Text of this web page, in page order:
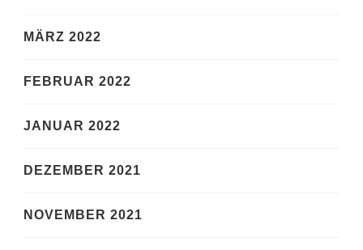
MÄRZ 2022
FEBRUAR 2022
JANUAR 2022
DEZEMBER 2021
NOVEMBER 2021